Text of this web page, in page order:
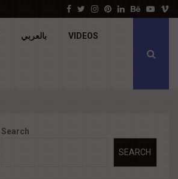
جولدن تاون تبدأ أعمال الإنشاءات بمشروع «GT… Facebook
Twitter
Instagram
Pinterest
LinkedinBehance
بالعربي VIDEOS
Search
SEARCH